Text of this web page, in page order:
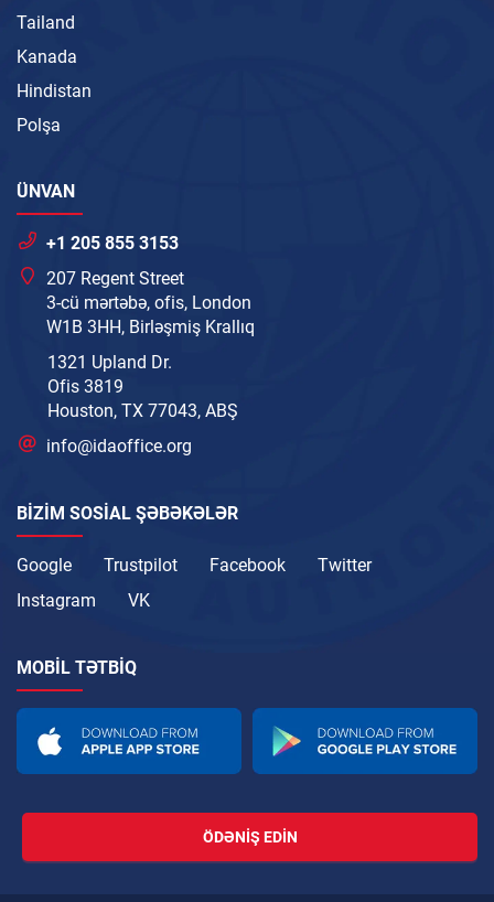
Tailand
Kanada
Hindistan
Polşa
ÜNVAN
+1 205 855 3153
207 Regent Street
3-cü mərtəbə, ofis, London
W1B 3HH, Birləşmiş Krallıq
1321 Upland Dr.
Ofis 3819
Houston, TX 77043, ABŞ
info@idaoffice.org
BIZIM SOSIAL ŞƏBƏKƏLƏR
Google Trustpilot Facebook
Twitter
Instagram
VK
MOBIL TƏTBIQ
ÖDƏNIŞ EDIN